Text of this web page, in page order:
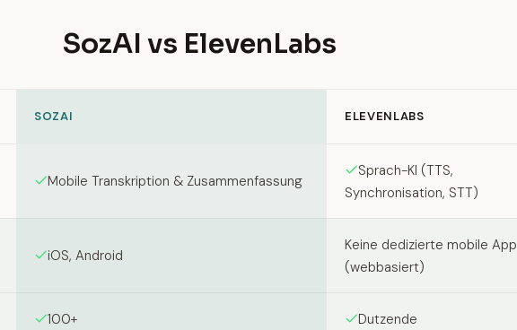
SozAI vs ElevenLabs
SOZAI ELEVENLABS
Mobile Transkription & Zusammenfassung
Sprach-KI (TTS,
Synchronisation, STT)
iOS, Android
Keine dedizierte mobile App
(webbasiert)
100+ Dutzende